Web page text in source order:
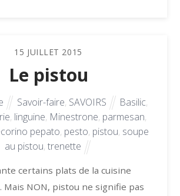
15 JUILLET 2015
Le pistou
Savoir-faire, SAVOIRS Basilic,
, linguine, Minestrone, parmesan,
pepato, pesto, pistou, soupe
au pistou, trenette
certains plats de la cuisine
Mais NON, pistou ne signifie pas